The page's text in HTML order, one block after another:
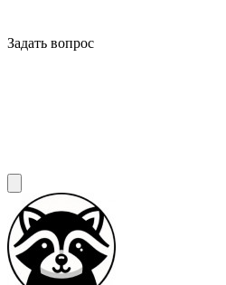
Задать вопрос